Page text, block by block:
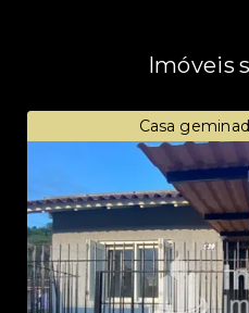
Imóveis
Casa